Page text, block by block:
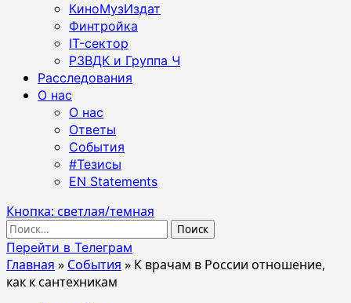
КиноМузИздат
Финтройка
IT-сектор
РЗВДК и Группа Ч
Расследования
О нас
О нас
Ответы
События
#Тезисы
EN Statements
Кнопка: светлая/темная
Найти:
Перейти в Телеграм
Главная » События » К врачам в России отношение,
как к сантехникам